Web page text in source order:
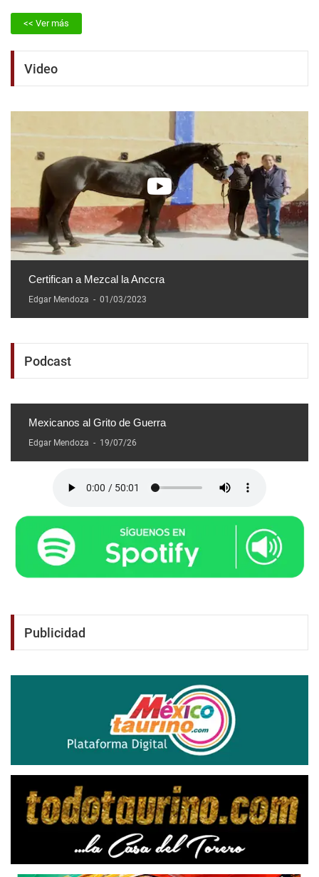
<< Ver más
Video
Certifican a Mezcal la Anccra
Edgar Mendoza - 01/03/2023
Podcast
Mexicanos al Grito de Guerra
Edgar Mendoza - 19/07/26
Publicidad